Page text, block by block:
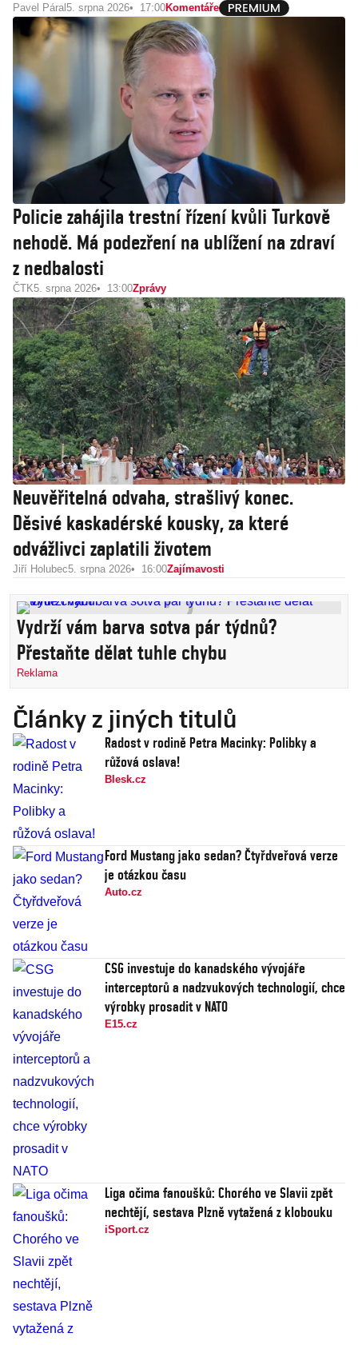
Pavel Páral 5. srpna 2026 17:00Komentáře
Policie zahájila trestní řízení kvůli Turkově
nehodě. Má podezření na ublížení na zdraví
z nedbalosti
ČTK5. srpna 2026 13:00Zprávy
Neuvěřitelná odvaha, strašlivý konec.
Děsivé kaskadérské kousky, za které
odvážlivci zaplatili životem
Jiří Holubec5. srpna 2026 16:00Zajímavosti
Vydrží vám barva sotva pár týdnů?
Přestaňte dělat tuhle chybu
Reklama
Články z jiných titulů
Radost v rodině Petra Macinky: Polibky a
růžová oslava!
Blesk.cz
Ford Mustang jako sedan? Čtyřdveřová verze
je otázkou času
Auto.cz
CSG investuje do kanadského vývojáře
interceptorů a nadzvukových technologií, chce
výrobky prosadit v NATO
E15.cz
Liga očima fanoušků: Chorého ve Slavii zpět
nechtějí, sestava Plzně vytažená z klobouku
iSport.cz